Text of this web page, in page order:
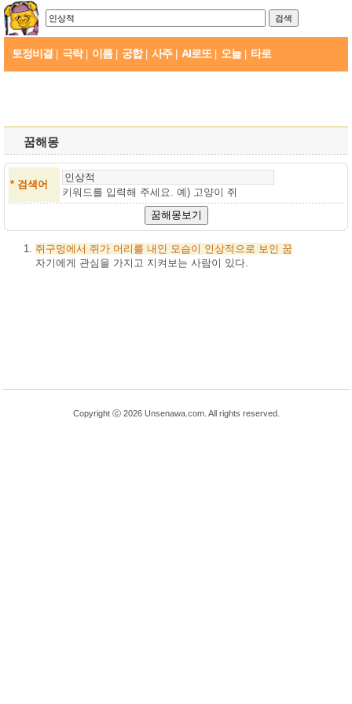
토정비결 극락 이름 궁합 사주 AI로또 오늘 타로
꿈해몽
* 검색어
키워드를 입력해 주세요. 예) 고양이 쥐
쥐구멍에서 쥐가 머리를 내인 모습이 인상적으로 보인 꿈
자기에게 관심을 가지고 지켜보는 사람이 있다.
Copyright ⓒ 2026 Unsenawa.com. All rights reserved.